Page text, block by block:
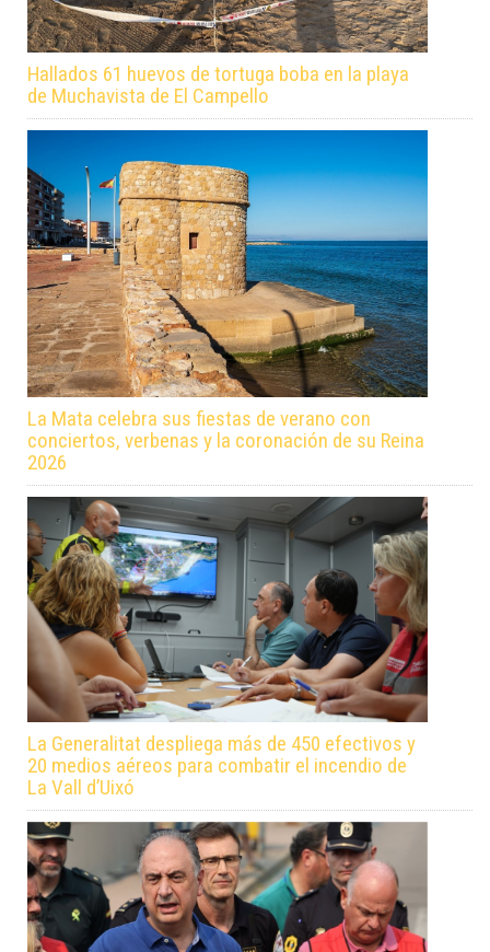
Hallados 61 huevos de tortuga boba en la playa
de Muchavista de El Campello
La Mata celebra sus fiestas de verano con
conciertos, verbenas y la coronación de su Reina
2026
La Generalitat despliega más de 450 efectivos y
20 medios aéreos para combatir el incendio de
La Vall d’Uixó